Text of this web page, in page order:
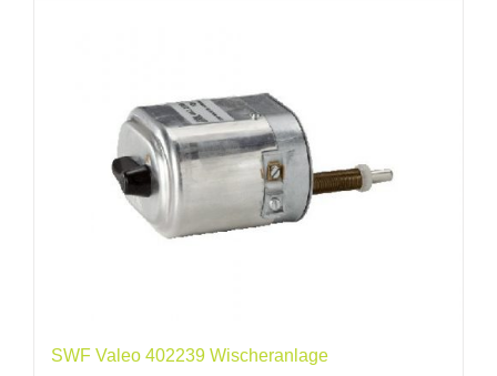
SWF Valeo 402239 Wischeranlage